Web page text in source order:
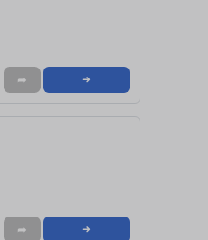
➦ ➜
➦ ➜